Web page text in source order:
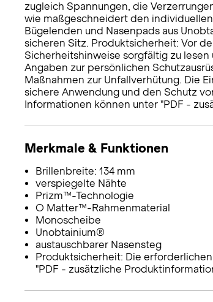
zugleich Spannungen, die
wie maßgeschneidert den
Bügelenden und Nasenpads aus
sicheren Sitz. Produktsicherheit: Vor
Sicherheitshinweise sorgfältig zu
Angaben zur persönlichen
Maßnahmen zur Unfallverhütung. Die
sichere Anwendung und den Schutz
Informationen können unter "PDF -
Merkmale & Funktionen
Brillenbreite: 134 mm
verspiegelte Nähte
Prizm™-Technologie
O Matter™-Rahmenmaterial
Monoscheibe
Unobtainium®
austauschbarer Nasensteg
Produktsicherheit: Die
"PDF - zusätzliche